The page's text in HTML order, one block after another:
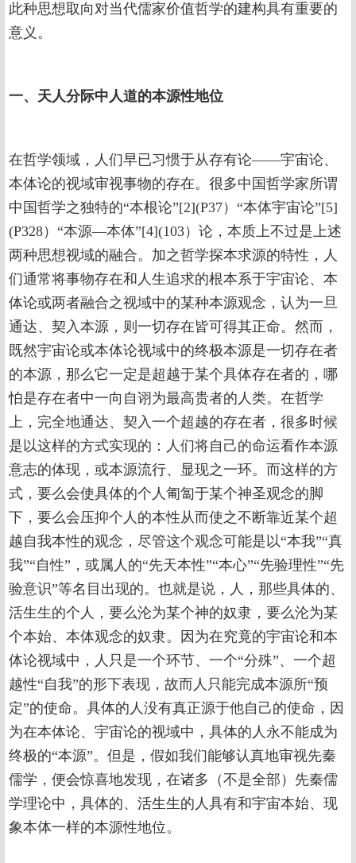
此种思想取向对当代儒家价值哲学的建构具有重要的
意义。
一、天人分际中人道的本源性地位
在哲学领域，人们早已习惯于从存有论——宇宙论、
本体论的视域审视事物的存在。很多中国哲学家所谓
中国哲学之独特的“本根论”[2](P37）“本体宇宙论”[5]
(P328）“本源—本体”[4](103）论，本质上不过是上述
两种思想视域的融合。加之哲学探本求源的特性，人
们通常将事物存在和人生追求的根本系于宇宙论、本
体论或两者融合之视域中的某种本源观念，认为一旦
通达、契入本源，则一切存在皆可得其正命。然而，
既然宇宙论或本体论视域中的终极本源是一切存在者
的本源，那么它一定是超越于某个具体存在者的，哪
怕是存在者中一向自诩为最高贵者的人类。在哲学
上，完全地通达、契入一个超越的存在者，很多时候
是以这样的方式实现的：人们将自己的命运看作本源
意志的体现，或本源流行、显现之一环。而这样的方
式，要么会使具体的个人匍匐于某个神圣观念的脚
下，要么会压抑个人的本性从而使之不断靠近某个超
越自我本性的观念，尽管这个观念可能是以“本我”“真
我”“自性”，或属人的“先天本性”“本心”“先验理性”“先
验意识”等名目出现的。也就是说，人，那些具体的、
活生生的个人，要么沦为某个神的奴隶，要么沦为某
个本始、本体观念的奴隶。因为在究竟的宇宙论和本
体论视域中，人只是一个环节、一个“分殊”、一个超
越性“自我”的形下表现，故而人只能完成本源所“预
定”的使命。具体的人没有真正源于他自己的使命，因
为在本体论、宇宙论的视域中，具体的人永不能成为
终极的“本源”。但是，假如我们能够认真地审视先秦
儒学，便会惊喜地发现，在诸多（不是全部）先秦儒
学理论中，具体的、活生生的人具有和宇宙本始、现
象本体一样的本源性地位。